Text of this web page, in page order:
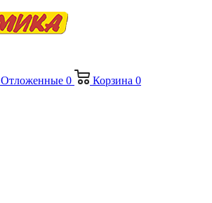
Отложенные 0 Корзина 0